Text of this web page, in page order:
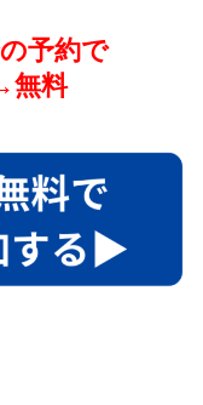
予約で
無料